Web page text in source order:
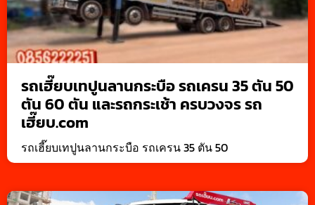
รถเฮี๊ยบเทปูนลานกระบือ รถเครน 35 ตัน 50
ตัน 60 ตัน และรถกระเช้า ครบวงจร รถ
เฮี๊ยบ.com
รถเฮี๊ยบเทปูนลานกระบือ รถเครน 35 ตัน 50